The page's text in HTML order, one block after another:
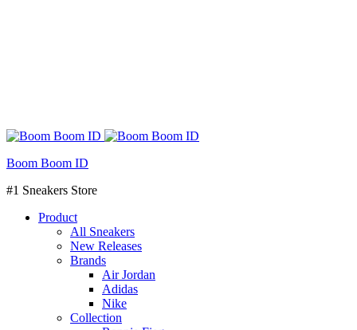
Boom Boom ID
#1 Sneakers Store
Product
All Sneakers
New Releases
Brands
Air Jordan
Adidas
Nike
Collection